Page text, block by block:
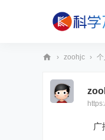
› zoohjc › 个
广